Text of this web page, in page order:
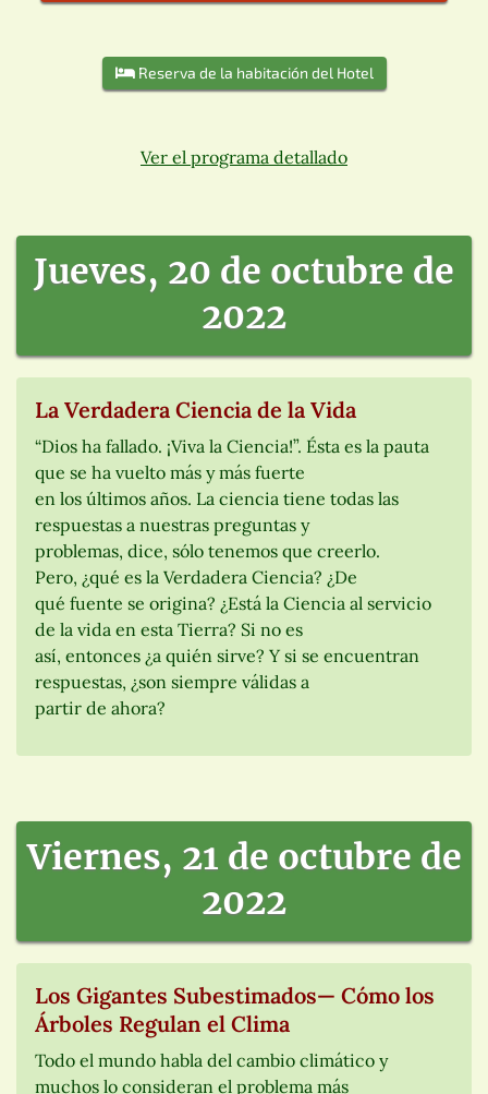
Reserva de la habitación del Hotel
Ver el programa detallado
Jueves, 20 de octubre de
2022
La Verdadera Ciencia de la Vida
“Dios ha fallado. ¡Viva la Ciencia!”. Ésta es la pauta
que se ha vuelto más y más fuerte
en los últimos años. La ciencia tiene todas las
respuestas a nuestras preguntas y
problemas, dice, sólo tenemos que creerlo.
Pero, ¿qué es la Verdadera Ciencia? ¿De
qué fuente se origina? ¿Está la Ciencia al servicio
de la vida en esta Tierra? Si no es
así, entonces ¿a quién sirve? Y si se encuentran
respuestas, ¿son siempre válidas a
partir de ahora?
Viernes, 21 de octubre de
2022
Los Gigantes Subestimados— Cómo los
Árboles Regulan el Clima
Todo el mundo habla del cambio climático y
muchos lo consideran el problema más